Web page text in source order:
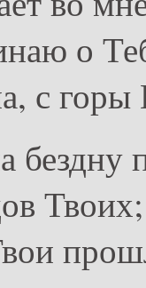
о
с горы
бездну